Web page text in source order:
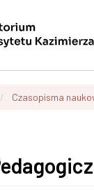
Czasopisma